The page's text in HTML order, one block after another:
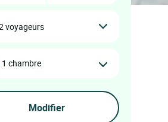
2 voyageurs
1 chambre